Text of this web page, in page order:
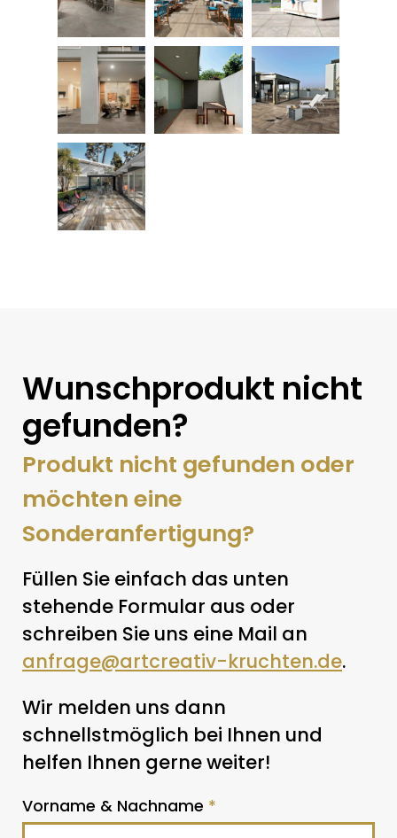
Wunschprodukt nicht
gefunden?
Produkt nicht gefunden oder
möchten eine
Sonderanfertigung?
Füllen Sie einfach das unten
stehende Formular aus oder
schreiben Sie uns eine Mail an
anfrage@artcreativ-kruchten.de.
Wir melden uns dann
schnellstmöglich bei Ihnen und
helfen Ihnen gerne weiter!
Vorname & Nachname *